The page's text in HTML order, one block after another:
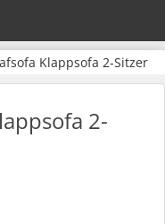
Klappsofa 2-Sitzer
2-